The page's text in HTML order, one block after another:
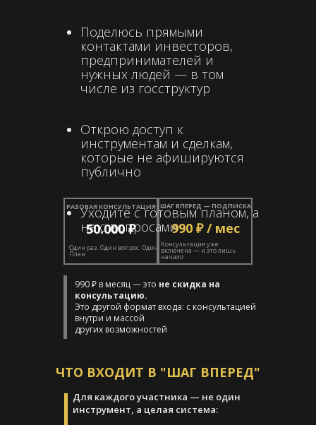
Поделюсь прямыми
контактами инвесторов,
предпринимателей и
нужных людей — в том
числе из госструктур
Открою доступ к
инструментам и сделкам,
которые не афишируются
публично
Уходите с готовым планом, а
не с вопросами
990 ₽ в месяц — это не скидка на
консультацию.
Это другой формат входа: с консультацией
внутри и массой
других возможностей
ШАГ ВПЕРЕД — ПОДПИСКА
Консультация уже
включена — и это лишь
начало
Один раз. Один вопрос. Один
План
РАЗОВАЯ КОНСУЛЬТАЦИЯ
Для каждого участника — не один
инструмент, а целая система:
50.000₽ 990 ₽ / мес
ЧТО ВХОДИТ В "ШАГ ВПЕРЕД"